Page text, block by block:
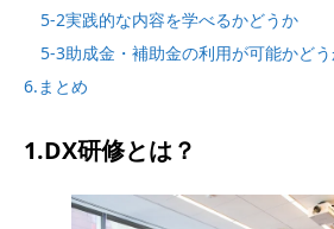
5-2実践的な内容を学べるかどうか
5-3助成金・補助金の利用が可能かど
6.まとめ
1.DX研修とは？